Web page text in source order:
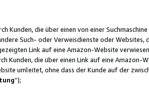
Kunden, die über einen von einer
Such- oder Verweisdienste oder Websites,
Link auf eine Amazon-Website
Kunden, die über einen Link auf eine
umleitet, ohne dass der Kunde auf der
“);